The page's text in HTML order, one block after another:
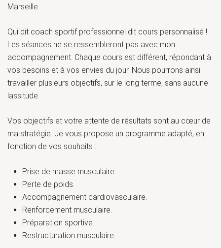
Marseille.
Qui dit coach sportif professionnel dit cours personnalisé !
Les séances ne se ressembleront pas avec mon
accompagnement. Chaque cours est différent, répondant à
vos besoins et à vos envies du jour. Nous pourrons ainsi
travailler plusieurs objectifs, sur le long terme, sans aucune
lassitude.
Vos objectifs et votre attente de résultats sont au cœur de
ma stratégie. Je vous propose un programme adapté, en
fonction de vos souhaits :
Prise de masse musculaire.
Perte de poids.
Accompagnement cardiovasculaire.
Renforcement musculaire.
Préparation sportive.
Restructuration musculaire.